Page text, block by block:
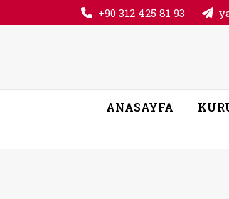
+90 312 425 81 93
ANASAYFA